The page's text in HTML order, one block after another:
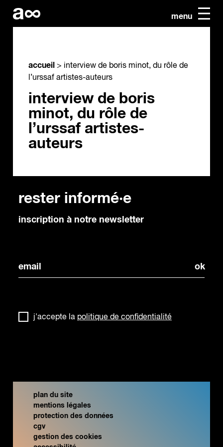
menu
accueil > interview de boris minot, du rôle de
l’urssaf artistes-auteurs
interview de boris
minot, du rôle de
l’urssaf artistes-
auteurs
rester informé·e
inscription à notre newsletter
j'accepte la politique de confidentialité
plan du site
mentions légales
protection des données
cgv
gestion des cookies